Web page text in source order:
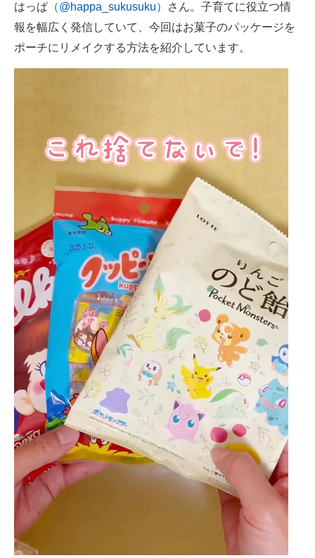
はっぱ （@happa_sukusuku）
さん。子育てに役立つ情
報を幅広く発信していて、今回はお菓子のパッケージを
ポーチにリメイクする方法を紹介しています。